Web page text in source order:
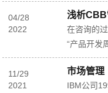
04/28
2022
浅析
在咨询的
“产品开发
11/29
2021
市场管理
IBM公司